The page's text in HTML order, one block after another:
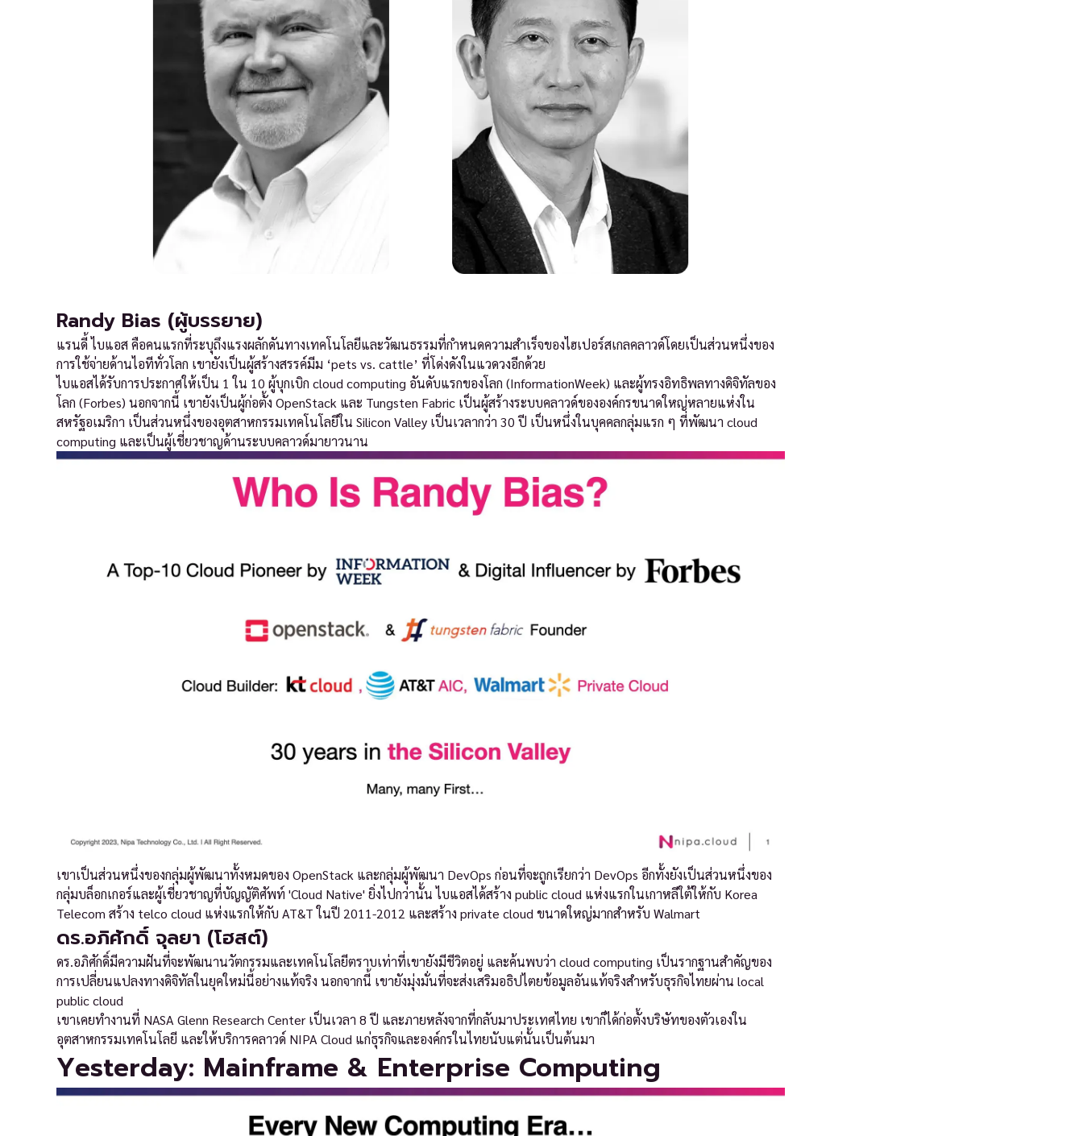
Randy Bias (ผู้บรรยาย)
แรนดี้ ไบแอส คือคนแรกที่ระบุถึงแรงผลักดันทางเทคโนโลยีและวัฒนธรรมที่กำหนดความสำเร็จของไฮเปอร์สเกลคลาวด์โดยเป็นส่วนหนึ่งของ
การใช้จ่ายด้านไอทีทั่วโลก เขายังเป็นผู้สร้างสรรค์มีม ‘pets vs. cattle’ ที่โด่งดังในแวดวงอีกด้วย
ไบแอสได้รับการประกาศให้เป็น 1 ใน 10 ผู้บุกเบิก cloud computing อันดับแรกของโลก (InformationWeek) และผู้ทรงอิทธิพลทางดิจิทัลของ
โลก (Forbes) นอกจากนี้ เขายังเป็นผู้ก่อตั้ง OpenStack และ Tungsten Fabric เป็นผู้สร้างระบบคลาวด์ขององค์กรขนาดใหญ่หลายแห่งใน
สหรัฐอเมริกา เป็นส่วนหนึ่งของอุตสาหกรรมเทคโนโลยีใน Silicon Valley เป็นเวลากว่า 30 ปี เป็นหนึ่งในบุคคลกลุ่มแรก ๆ ที่พัฒนา cloud
computing และเป็นผู้เชี่ยวชาญด้านระบบคลาวด์มายาวนาน
เขาเป็นส่วนหนึ่งของกลุ่มผู้พัฒนาทั้งหมดของ OpenStack และกลุ่มผู้พัฒนา DevOps ก่อนที่จะถูกเรียกว่า DevOps อีกทั้งยังเป็นส่วนหนึ่งของ
กลุ่มบล็อกเกอร์และผู้เชี่ยวชาญที่บัญญัติศัพท์ 'Cloud Native' ยิ่งไปกว่านั้น ไบแอสได้สร้าง public cloud แห่งแรกในเกาหลีใต้ให้กับ Korea
Telecom สร้าง telco cloud แห่งแรกให้กับ AT&T ในปี 2011-2012 และสร้าง private cloud ขนาดใหญ่มากสำหรับ Walmart
ดร.อภิศักดิ์ จุลยา (โฮสต์)
ดร.อภิศักดิ์มีความฝันที่จะพัฒนานวัตกรรมและเทคโนโลยีตราบเท่าที่เขายังมีชีวิตอยู่ และค้นพบว่า cloud computing เป็นรากฐานสำคัญของ
การเปลี่ยนแปลงทางดิจิทัลในยุคใหม่นี้อย่างแท้จริง นอกจากนี้ เขายังมุ่งมั่นที่จะส่งเสริมอธิปไตยข้อมูลอันแท้จริงสำหรับธุรกิจไทยผ่าน local
public cloud
เขาเคยทำงานที่ NASA Glenn Research Center เป็นเวลา 8 ปี และภายหลังจากที่กลับมาประเทศไทย เขาก็ได้ก่อตั้งบริษัทของตัวเองใน
อุตสาหกรรมเทคโนโลยี และให้บริการคลาวด์ NIPA Cloud แก่ธุรกิจและองค์กรในไทยนับแต่นั้นเป็นต้นมา
Yesterday: Mainframe & Enterprise Computing